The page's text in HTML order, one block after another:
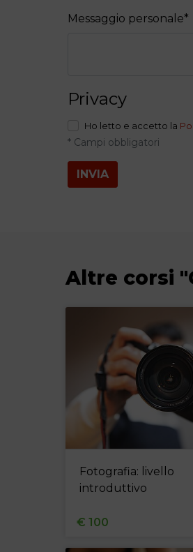
Messaggio personale*
Privacy
Ho letto e accetto la
* Campi obbligatori
INVIA
Altre corsi
Fotografia: livello
introduttivo
€ 100